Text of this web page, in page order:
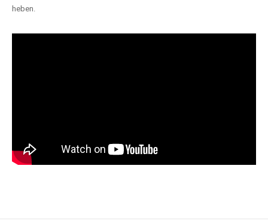
heben.